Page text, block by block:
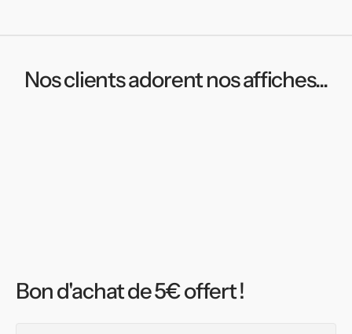
Nos clients adorent nos affiches...
Bon d'achat de 5€ offert !